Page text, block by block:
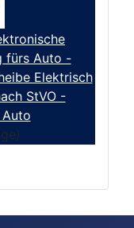
fürs Auto -
Elektrisch
StVO -